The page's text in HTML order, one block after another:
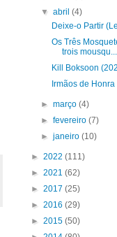
▼abril(4)
Deixe-o Partir
Os Três
trois mousqu...
Kill Boksoon
Irmãos de
►março(4)
►fevereiro(7)
►janeiro(10)
► 2022 (111)
► 2021 (62)
► 2017 (25)
► 2016 (29)
► 2015 (50)